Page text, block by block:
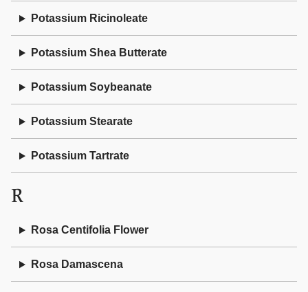
Potassium Ricinoleate
Potassium Shea Butterate
Potassium Soybeanate
Potassium Stearate
Potassium Tartrate
R
Rosa Centifolia Flower
Rosa Damascena